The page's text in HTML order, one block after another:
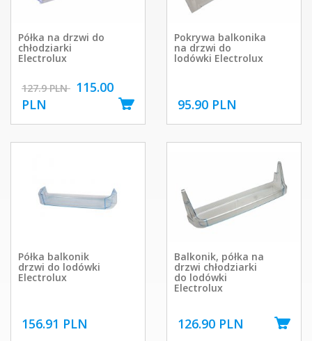
Półka na drzwi do
chłodziarki
Electrolux
127.9 PLN 115.00
PLN
Pokrywa balkonika
na drzwi do
lodówki Electrolux
95.90 PLN
Półka balkonik
drzwi do lodówki
Electrolux
156.91 PLN
Balkonik, półka na
drzwi chłodziarki
do lodówki
Electrolux
126.90 PLN